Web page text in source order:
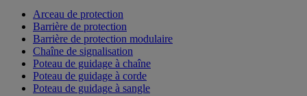
Arceau de protection
Barrière de protection
Barrière de protection modulaire
Chaîne de signalisation
Poteau de guidage à chaîne
Poteau de guidage à corde
Poteau de guidage à sangle